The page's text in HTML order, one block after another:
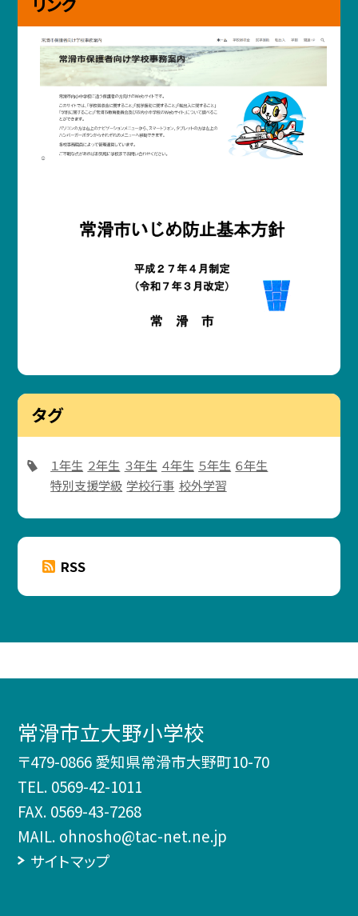
タグ
１年生 ２年生 ３年生 ４年生 ５年生 ６年生
特別支援学級 学校行事 校外学習
RSS
常滑市立大野小学校
〒479-0866 愛知県常滑市大野町10-70
TEL. 0569-42-1011
FAX. 0569-43-7268
MAIL. ohnosho@tac-net.ne.jp
サイトマップ